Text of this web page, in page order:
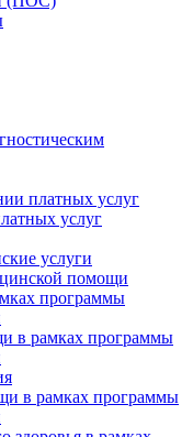
платных услуг
услуг
услуги
помощи
программы
в рамках программы
в рамках программы